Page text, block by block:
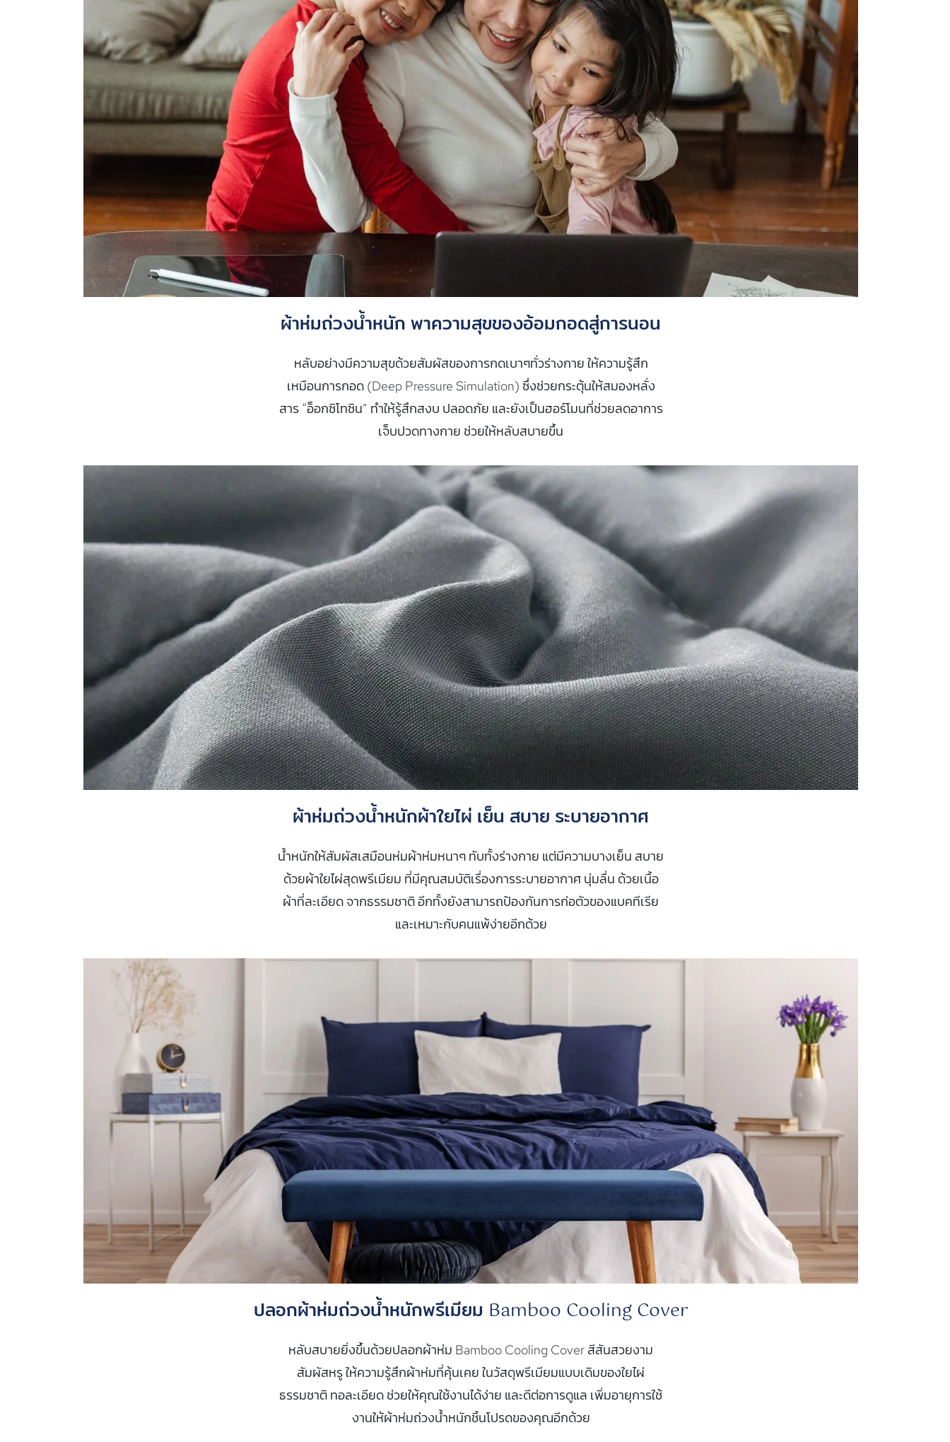
ผ้าห่มถ่วงน้ำหนัก พาความสุขของอ้อมกอดสู่การนอน
หลับอย่างมีความสุขด้วยสัมผัสของการกดเบาๆทั่วร่างกาย ให้ความรู้สึก
เหมือนการกอด (Deep Pressure Simulation) ซึ่งช่วยกระตุ้นให้สมองหลั่ง
สาร “อ็อกซิโทซิน” ทำให้รู้สึกสงบ ปลอดภัย และยังเป็นฮอร์โมนที่ช่วยลดอาการ
เจ็บปวดทางกาย ช่วยให้หลับสบายขึ้น
ผ้าห่มถ่วงน้ำหนักผ้าใยไผ่ เย็น สบาย ระบายอากาศ
น้ำหนักให้สัมผัสเสมือนห่มผ้าห่มหนาๆ ทับทั้งร่างกาย แต่มีความบางเย็น สบาย
ด้วยผ้าใยไผ่สุดพรีเมียม ที่มีคุณสมบัติเรื่องการระบายอากาศ​ นุ่มลื่น ด้วยเนื้อ
ผ้าที่ละเอียด จากธรรมชาติ อีกทั้งยังสามารถป้องกันการก่อตัวของแบคทีเรีย
และเหมาะกับคนแพ้ง่ายอีกด้วย
ปลอกผ้าห่มถ่วงน้ำหนักพรีเมียม Bamboo Cooling Cover
หลับสบายยิ่งขึ้นด้วยปลอกผ้าห่ม Bamboo Cooling Cover สีสันสวยงาม
สัมผัสหรู ให้ความรู้สึกผ้าห่มที่คุ้นเคย ในวัสดุพรีเมียมแบบเดิมของใยไผ่
ธรรมชาติ ทอละเอียด ช่วยให้คุณใช้งานได้ง่าย และดีต่อการดูแล เพิ่มอายุการใช้
งานให้ผ้าห่มถ่วงน้ำหนักชิ้นโปรดของคุณอีกด้วย